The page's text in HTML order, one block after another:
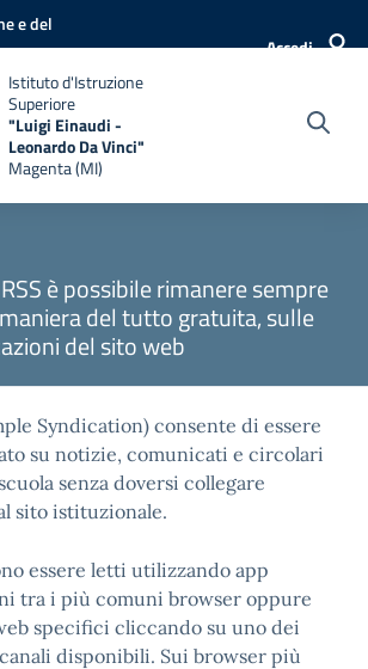
e del
Accedi
Istituto d'Istruzione
Superiore
"Luigi Einaudi -
Leonardo Da Vinci"
Magenta (MI)
è possibile rimanere sempre
del tutto gratuita, sulle
del sito web
Syndication) consente di essere
su notizie, comunicati e circolari
senza doversi collegare
sito istituzionale.
essere letti utilizzando app
tra i più comuni browser oppure
specifici cliccando su uno dei
disponibili. Sui browser più